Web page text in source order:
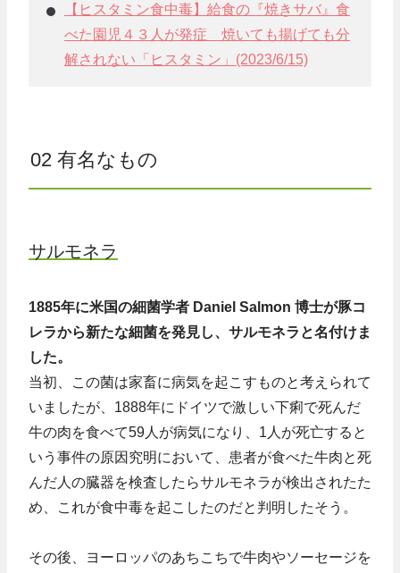
【ヒスタミン食中毒】給食の『焼きサバ』食
べた園児４３人が発症 焼いても揚げても分
解されない「ヒスタミン」(2023/6/15)
02 有名なもの
サルモネラ
1885年に米国の細菌学者 Daniel Salmon 博士が豚コ
レラから新たな細菌を発見し、サルモネラと名付けま
した。
当初、この菌は家畜に病気を起こすものと考えられて
いましたが、1888年にドイツで激しい下痢で死んだ
牛の肉を食べて59人が病気になり、1人が死亡すると
いう事件の原因究明において、患者が食べた牛肉と死
んだ人の臓器を検査したらサルモネラが検出されたた
め、これが食中毒を起こしたのだと判明したそう。
その後、ヨーロッパのあちこちで牛肉やソーセージを